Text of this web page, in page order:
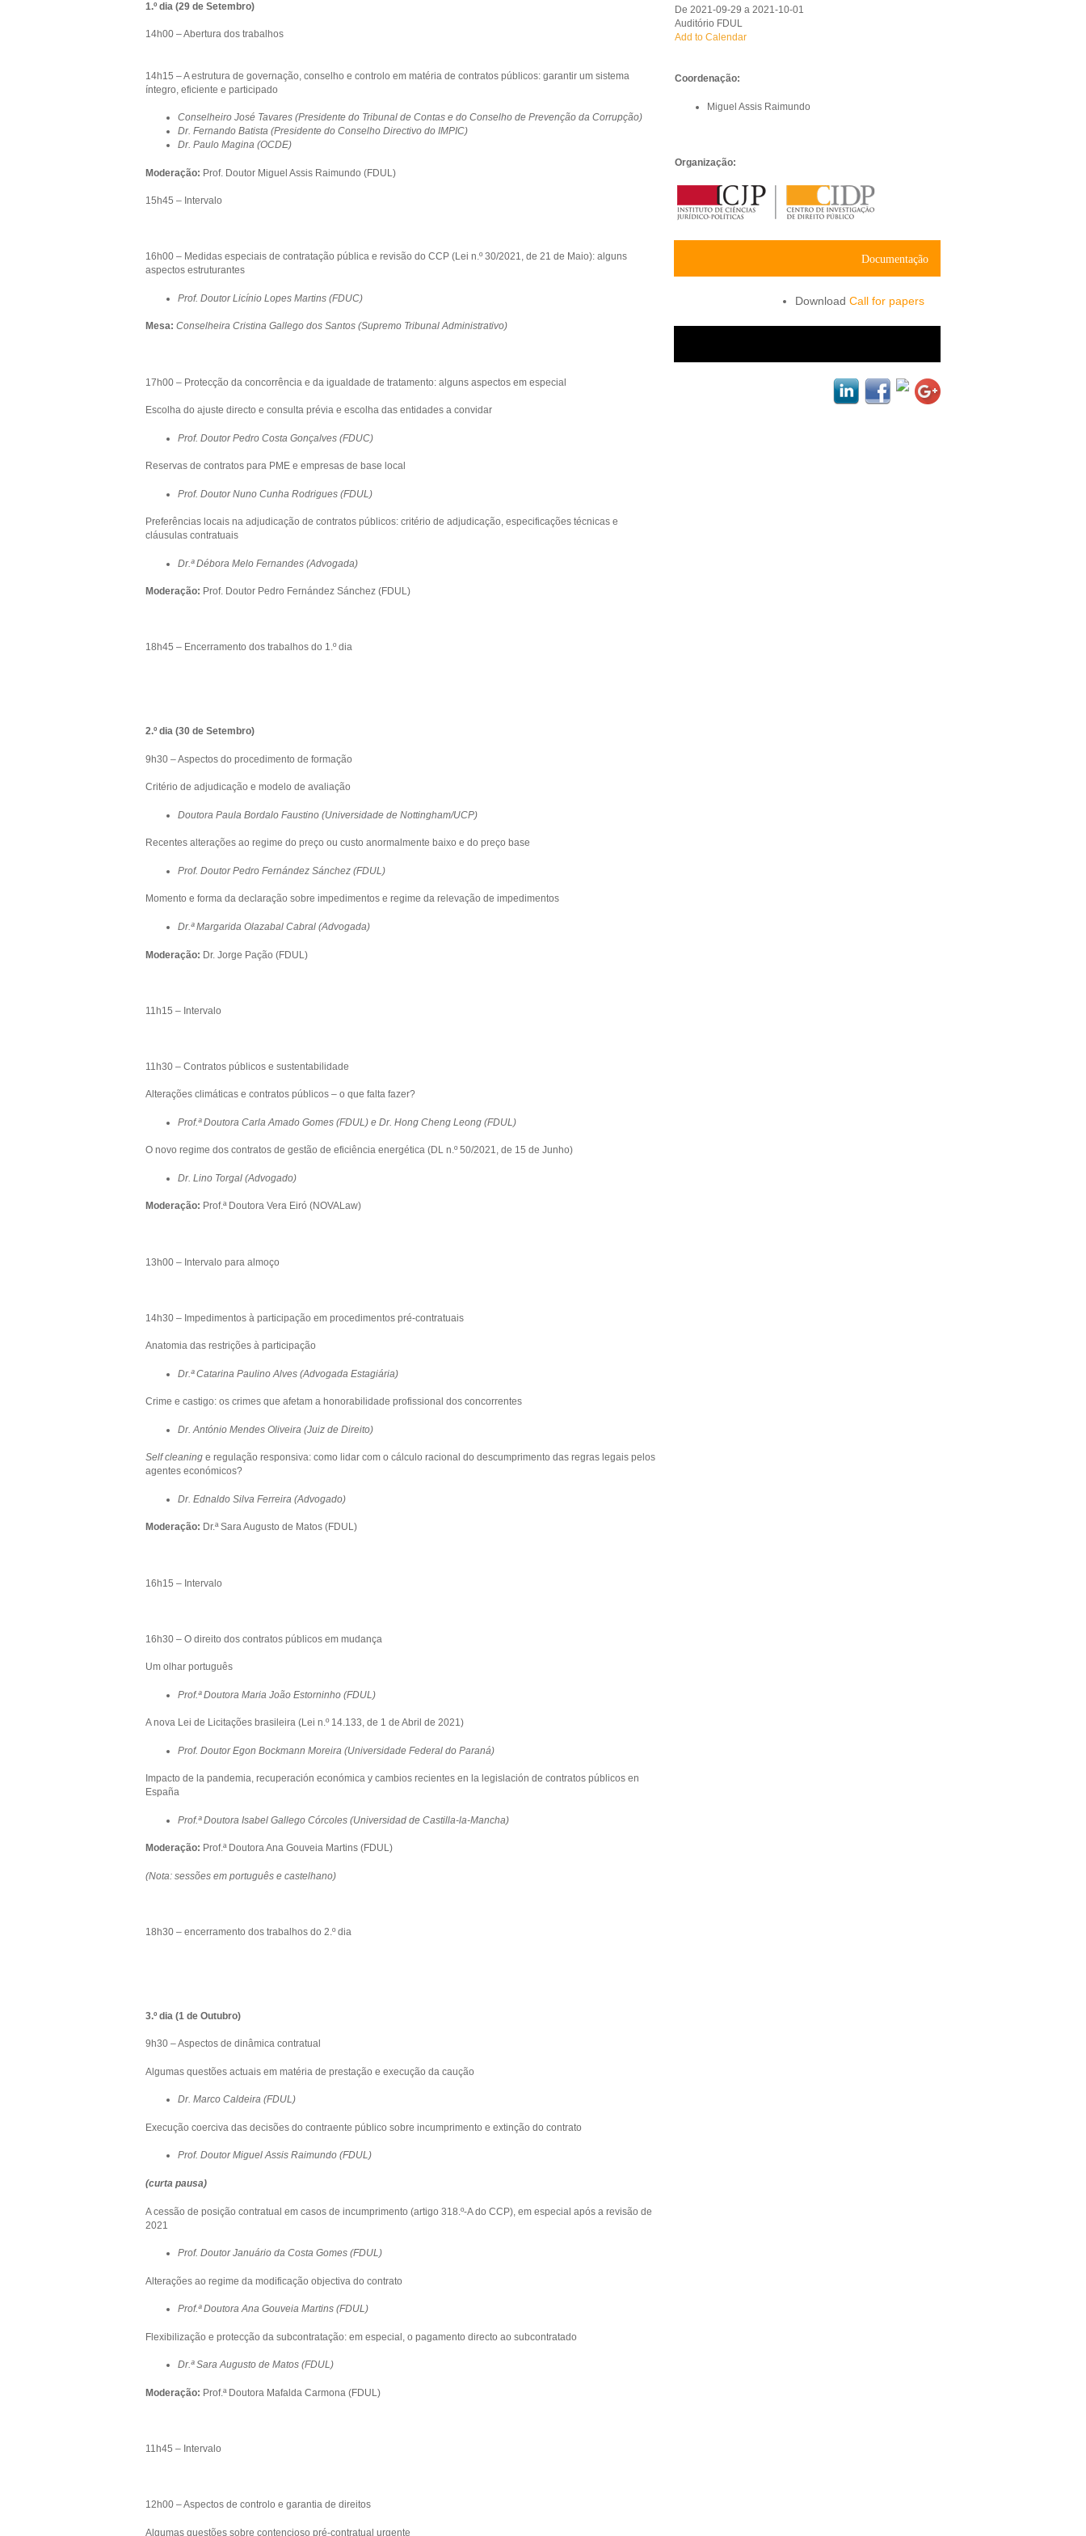
1.º dia (29 de Setembro)
14h00 – Abertura dos trabalhos
14h15 – A estrutura de governação, conselho e controlo em matéria de contratos públicos: garantir um sistema
íntegro, eficiente e participado
Conselheiro José Tavares (Presidente do Tribunal de Contas e do Conselho de Prevenção da Corrupção)
Dr. Fernando Batista (Presidente do Conselho Directivo do IMPIC)
Dr. Paulo Magina (OCDE)
Moderação: Prof. Doutor Miguel Assis Raimundo (FDUL)
15h45 – Intervalo
16h00 – Medidas especiais de contratação pública e revisão do CCP (Lei n.º 30/2021, de 21 de Maio): alguns
aspectos estruturantes
Prof. Doutor Licínio Lopes Martins (FDUC)
Mesa: Conselheira Cristina Gallego dos Santos (Supremo Tribunal Administrativo)
17h00 – Protecção da concorrência e da igualdade de tratamento: alguns aspectos em especial
Escolha do ajuste directo e consulta prévia e escolha das entidades a convidar
Prof. Doutor Pedro Costa Gonçalves (FDUC)
Reservas de contratos para PME e empresas de base local
Prof. Doutor Nuno Cunha Rodrigues (FDUL)
Preferências locais na adjudicação de contratos públicos: critério de adjudicação, especificações técnicas e
cláusulas contratuais
Dr.ª Débora Melo Fernandes (Advogada)
Moderação: Prof. Doutor Pedro Fernández Sánchez (FDUL)
18h45 – Encerramento dos trabalhos do 1.º dia
2.º dia (30 de Setembro)
9h30 – Aspectos do procedimento de formação
Critério de adjudicação e modelo de avaliação
Doutora Paula Bordalo Faustino (Universidade de Nottingham/UCP)
Recentes alterações ao regime do preço ou custo anormalmente baixo e do preço base
Prof. Doutor Pedro Fernández Sánchez (FDUL)
Momento e forma da declaração sobre impedimentos e regime da relevação de impedimentos
Dr.ª Margarida Olazabal Cabral (Advogada)
Moderação: Dr. Jorge Pação (FDUL)
11h15 – Intervalo
11h30 – Contratos públicos e sustentabilidade
Alterações climáticas e contratos públicos – o que falta fazer?
Prof.ª Doutora Carla Amado Gomes (FDUL) e Dr. Hong Cheng Leong (FDUL)
O novo regime dos contratos de gestão de eficiência energética (DL n.º 50/2021, de 15 de Junho)
Dr. Lino Torgal (Advogado)
Moderação: Prof.ª Doutora Vera Eiró (NOVALaw)
13h00 – Intervalo para almoço
14h30 – Impedimentos à participação em procedimentos pré-contratuais
Anatomia das restrições à participação
Dr.ª Catarina Paulino Alves (Advogada Estagiária)
Crime e castigo: os crimes que afetam a honorabilidade profissional dos concorrentes
Dr. António Mendes Oliveira (Juiz de Direito)
Self cleaning e regulação responsiva: como lidar com o cálculo racional do descumprimento das regras legais pelos
agentes económicos?
Dr. Ednaldo Silva Ferreira (Advogado)
Moderação: Dr.ª Sara Augusto de Matos (FDUL)
16h15 – Intervalo
16h30 – O direito dos contratos públicos em mudança
Um olhar português
Prof.ª Doutora Maria João Estorninho (FDUL)
A nova Lei de Licitações brasileira (Lei n.º 14.133, de 1 de Abril de 2021)
Prof. Doutor Egon Bockmann Moreira (Universidade Federal do Paraná)
Impacto de la pandemia, recuperación económica y cambios recientes en la legislación de contratos públicos en
España
Prof.ª Doutora Isabel Gallego Córcoles (Universidad de Castilla-la-Mancha)
Moderação: Prof.ª Doutora Ana Gouveia Martins (FDUL)
(Nota: sessões em português e castelhano)
18h30 – encerramento dos trabalhos do 2.º dia
3.º dia (1 de Outubro)
9h30 – Aspectos de dinâmica contratual
Algumas questões actuais em matéria de prestação e execução da caução
Dr. Marco Caldeira (FDUL)
Execução coerciva das decisões do contraente público sobre incumprimento e extinção do contrato
Prof. Doutor Miguel Assis Raimundo (FDUL)
(curta pausa)
A cessão de posição contratual em casos de incumprimento (artigo 318.º-A do CCP), em especial após a revisão de
2021
Prof. Doutor Januário da Costa Gomes (FDUL)
Alterações ao regime da modificação objectiva do contrato
Prof.ª Doutora Ana Gouveia Martins (FDUL)
Flexibilização e protecção da subcontratação: em especial, o pagamento directo ao subcontratado
Dr.ª Sara Augusto de Matos (FDUL)
Moderação: Prof.ª Doutora Mafalda Carmona (FDUL)
11h45 – Intervalo
12h00 – Aspectos de controlo e garantia de direitos
Algumas questões sobre contencioso pré-contratual urgente
De 2021-09-29 a 2021-10-01
Auditório FDUL
Add to Calendar
Coordenação:
Miguel Assis Raimundo
Organização:
Documentação
Call for papers